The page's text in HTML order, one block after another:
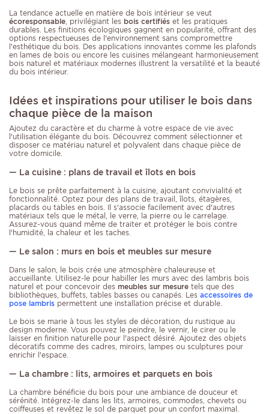
La tendance actuelle en matière de bois intérieur se veut
écoresponsable , privilégiant les bois certifiés et les pratiques
durables. Les finitions écologiques gagnent en popularité, offrant des
options respectueuses de l'environnement sans compromettre
l'esthétique du bois. Des applications innovantes comme les plafonds
en lames de bois ou encore les cuisines mélangeant harmonieusement
bois naturel et matériaux modernes illustrent la versatilité et la beauté
du bois intérieur.
Idées et inspirations pour utiliser le bois dans
chaque pièce de la maison
Ajoutez du caractère et du charme à votre espace de vie avec
l'utilisation élégante du bois. Découvrez comment sélectionner et
disposer ce matériau naturel et polyvalent dans chaque pièce de
votre domicile.
— La cuisine : plans de travail et îlots en bois
Le bois se prête parfaitement à la cuisine, ajoutant convivialité et
fonctionnalité. Optez pour des plans de travail, îlots, étagères,
placards ou tables en bois. Il s'associe facilement avec d'autres
matériaux tels que le métal, le verre, la pierre ou le carrelage.
Assurez-vous quand même de traiter et protéger le bois contre
l'humidité, la chaleur et les taches.
— Le salon : murs en bois et meubles sur mesure
Dans le salon, le bois crée une atmosphère chaleureuse et
accueillante. Utilisez-le pour habiller les murs avec des lambris bois
naturel et pour concevoir des meubles sur mesure tels que des
bibliothèques, buffets, tables basses ou canapés. Les accessoires de
pose lambris permettent une installation précise et durable.
Le bois se marie à tous les styles de décoration, du rustique au
design moderne. Vous pouvez le peindre, le vernir, le cirer ou le
laisser en finition naturelle pour l'aspect désiré. Ajoutez des objets
décoratifs comme des cadres, miroirs, lampes ou sculptures pour
enrichir l'espace.
— La chambre : lits, armoires et parquets en bois
La chambre bénéficie du bois pour une ambiance de douceur et
sérénité. Intégrez-le dans les lits, armoires, commodes, chevets ou
coiffeuses et revêtez le sol de parquet pour un confort maximal.